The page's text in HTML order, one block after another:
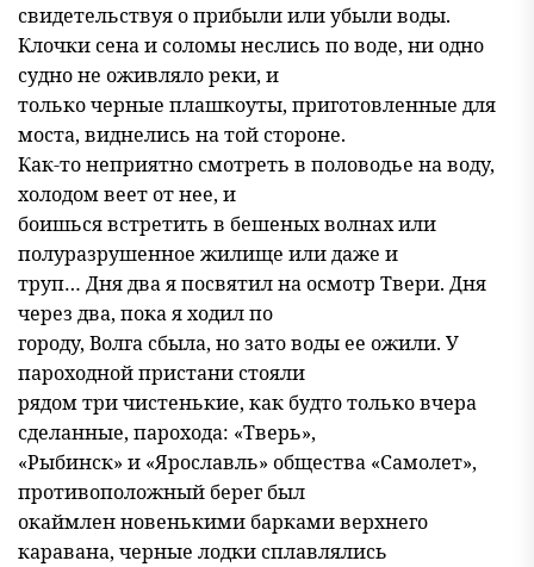
свидетельствуя о прибыли или убыли воды.
Клочки сена и соломы неслись по воде, ни одно
судно не оживляло реки, и
только черные плашкоуты, приготовленные для
моста, виднелись на той стороне.
Как-то неприятно смотреть в половодье на воду,
холодом веет от нее, и
боишься встретить в бешеных волнах или
полуразрушенное жилище или даже и
труп… Дня два я посвятил на осмотр Твери. Дня
через два, пока я ходил по
городу, Волга сбыла, но зато воды ее ожили. У
пароходной пристани стояли
рядом три чистенькие, как будто только вчера
сделанные, парохода: «Тверь»,
«Рыбинск» и «Ярославль» общества «Самолет»,
противоположный берег был
окаймлен новенькими барками верхнего
каравана, черные лодки сплавлялись